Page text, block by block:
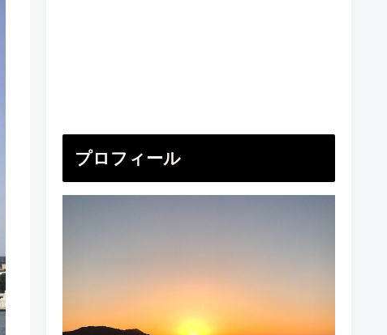
プロフィール